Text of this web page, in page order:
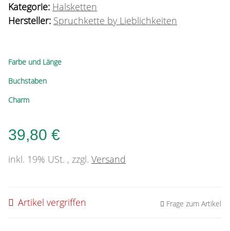
Kategorie: Halsketten
Hersteller: Spruchkette by Lieblichkeiten
Farbe und Länge
Buchstaben
Charm
39,80 €
inkl. 19% USt. , zzgl. Versand
Artikel vergriffen Frage zum Artikel